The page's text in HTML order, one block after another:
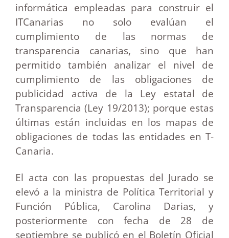
informática empleadas para construir el
ITCanarias no solo evalúan el
cumplimiento de las normas de
transparencia canarias, sino que han
permitido también analizar el nivel de
cumplimiento de las obligaciones de
publicidad activa de la Ley estatal de
Transparencia (Ley 19/2013); porque estas
últimas están incluidas en los mapas de
obligaciones de todas las entidades en T-
Canaria.
El acta con las propuestas del Jurado se
elevó a la ministra de Política Territorial y
Función Pública, Carolina Darias, y
posteriormente con fecha de 28 de
septiembre se publicó en el Boletín Oficial